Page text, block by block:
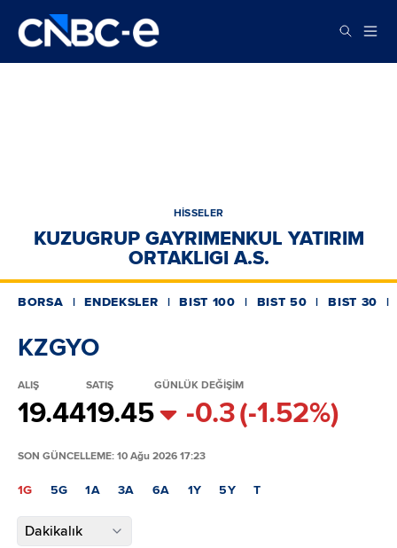
HİSSELER
KUZUGRUP GAYRIMENKUL YATIRIM
ORTAKLIGI A.S.
BORSA ENDEKSLER BIST 100 BIST 50 BIST 30
KZGYO
ALIŞ
19.44
SATIŞ
19.45
GÜNLÜK DEĞİŞİM
-0.3(-1.52%)
SON GÜNCELLEME: 10 Ağu 2026 17:23
1G 5G 1A 3A 6A 1Y 5Y T
Dakikalık